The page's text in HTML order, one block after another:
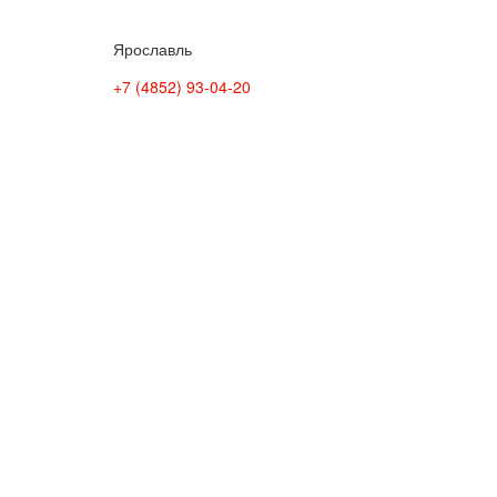
Ярославль
+7 (4852) 93-04-20